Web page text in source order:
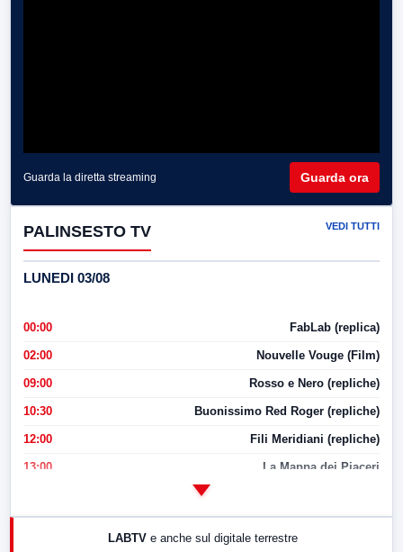
Guarda la diretta streaming Guarda ora
PALINSESTO TV VEDI TUTTI
LUNEDI 03/08
00:00 FabLab (replica)
02:00 Nouvelle Vouge (Film)
09:00 Rosso e Nero (repliche)
10:30 Buonissimo Red Roger (repliche)
12:00 Fili Meridiani (repliche)
13:00 La Mappa dei Piaceri
LABTV e anche sul digitale terrestre